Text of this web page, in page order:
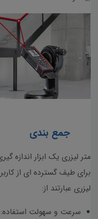
جمع بندی
متر لیزری یک ابزار اندازه
برای طیف گسترده ای از
لیزری عبارتند از:
سرعت و سهولت استفاده: